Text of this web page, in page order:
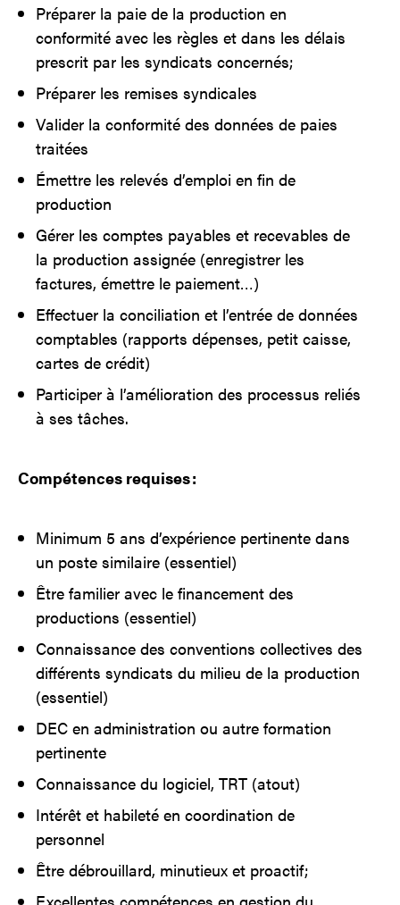
Préparer la paie de la production en
conformité avec les règles et dans les délais
prescrit par les syndicats concernés;
Préparer les remises syndicales
Valider la conformité des données de paies
traitées
Émettre les relevés d’emploi en fin de
production
Gérer les comptes payables et recevables de
la production assignée (enregistrer les
factures, émettrele paiement…)
Effectuer la conciliation et l’entrée de données
comptables (rapports dépenses, petit caisse,
cartes de crédit)
Participer à l’amélioration des processus reliés
à ses tâches.
Compétences requises :
Minimum 5 ans d’expérience pertinente dans
un poste similaire (essentiel)
Être familier avec le financement des
productions (essentiel)
Connaissance des conventions collectives des
différents syndicats du milieu de la production
(essentiel)
DEC en administration ou autre formation
pertinente
Connaissance du logiciel, TRT (atout)
Intérêt et habileté en coordination de
personnel
Être débrouillard, minutieux et proactif;